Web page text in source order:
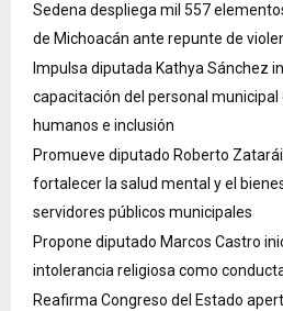
Sedena despliega mil 557
de Michoacán ante repunte de
Impulsa diputada Kathya Sánchez
capacitación del personal
humanos e inclusión
Promueve diputado Roberto
fortalecer la salud mental y el
servidores públicos municipales
Propone diputado Marcos Castro
intolerancia religiosa como
Reafirma Congreso del Estado